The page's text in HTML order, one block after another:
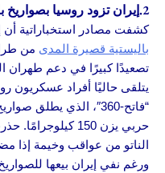
2.إيران تزود روسيا بصواريخ باليستية قصيرة المدى
كشفت مصادر استخباراتية أن
باليستية قصيرة المدى
تصعيدًا كبيرًا في دعم طهران
يتلقى حاليًا أفراد عسكريون
حربي يزن 150
الناتو من عواقب وخيمة إذا
ورغم نفي إيران بيعها